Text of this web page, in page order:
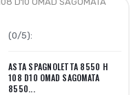
(0/5):
ASTA SPAGNOLETTA 8550 H
108 D10 OMAD SAGOMATA
8550...